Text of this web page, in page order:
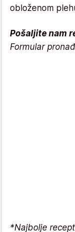
obloženom
Pošaljite nam
Formular
*Najbolje